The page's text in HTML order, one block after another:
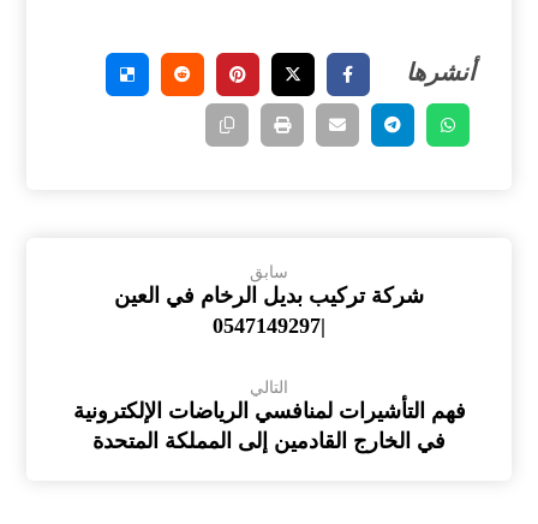
سابق
شركة تركيب بديل الرخام في العين
|0547149297
التالي
فهم التأشيرات لمنافسي الرياضات الإلكترونية
في الخارج القادمين إلى المملكة المتحدة